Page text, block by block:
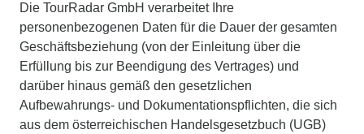
Die TourRadar GmbH verarbeitet Ihre
personenbezogenen Daten für die Dauer der gesamten
Geschäftsbeziehung (von der Einleitung über die
Erfüllung bis zur Beendigung des Vertrages) und
darüber hinaus gemäß den gesetzlichen
Aufbewahrungs- und Dokumentationspflichten, die sich
aus dem österreichischen Handelsgesetzbuch (UGB)